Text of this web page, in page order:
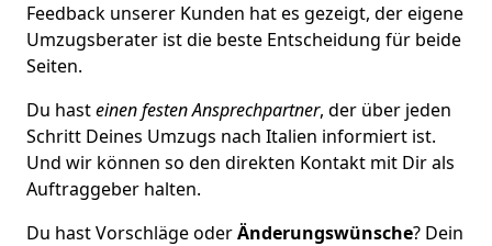
Feedback unserer Kunden hat es gezeigt, der eigene
Umzugsberater ist die beste Entscheidung für beide
Seiten.
Du hasteinen festen Ansprechpartner, der über jeden
Schritt Deines Umzugs nach Italien informiert ist.
Und wir können so den direkten Kontakt mit Dir als
Auftraggeber halten.
Du hast Vorschläge oderÄnderungswünsche? Dein